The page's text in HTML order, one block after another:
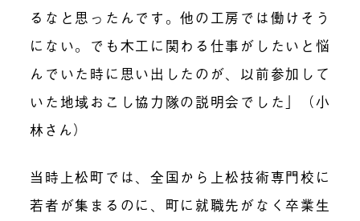
るなと思ったんです。他の工房では働けそう
にない。でも木工に関わる仕事がしたいと悩
んでいた時に思い出したのが、以前参加して
いた 地域おこし協力隊の説明会 でした」（小
林さん）
当時上松町では、 全国から上松技術専門校に
若者が集まるのに、町に就職先がなく卒業生